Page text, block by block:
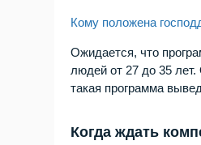
Кому положена
Ожидается, что
людей от 27 до 35
такая программа
Когда ждать